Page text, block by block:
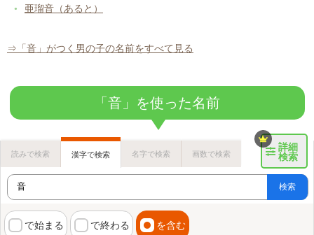
亜瑠音（あると）
⇒「音」がつく男の子の名前をすべて見る
「音」を使った名前
詳細
検索
読みで検索 漢字で検索 名字で検索 画数で検索
検索
で始まる で終わる を含む